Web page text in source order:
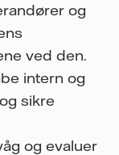
og
ved den.
intern og
sikre
og evaluer